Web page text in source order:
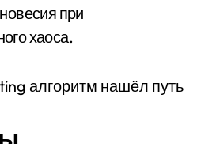
при
хаоса.
алгоритм нашёл путь